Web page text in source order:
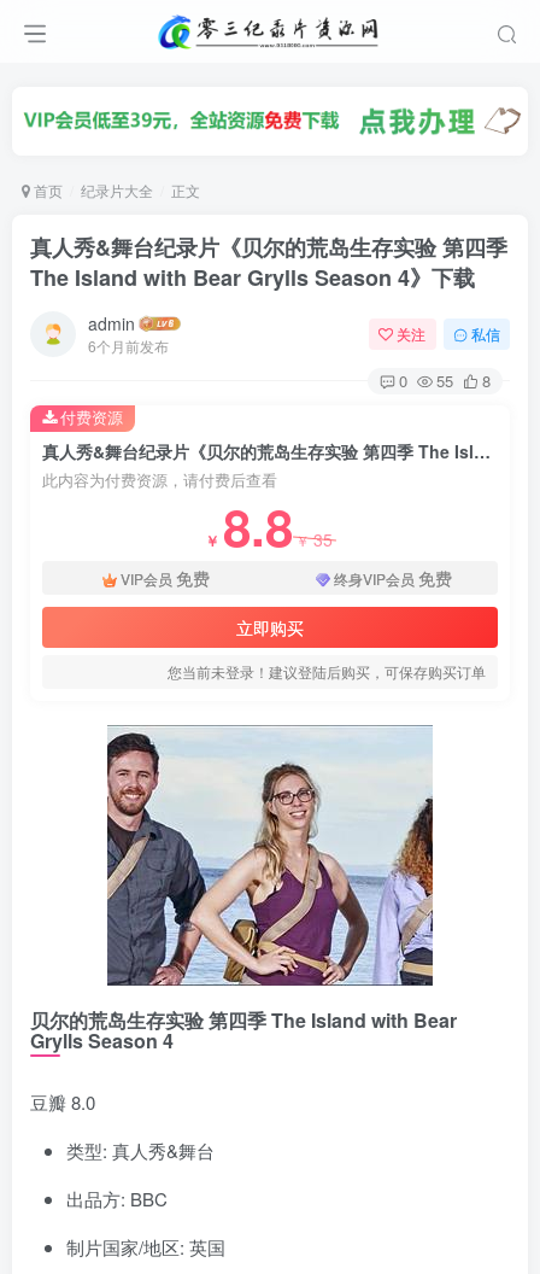
首页 纪录片大全 正文
真人秀&舞台纪录片《贝尔的荒岛生存实验 第四季
The Island with Bear Grylls Season 4》下载
admin
6个月前发布
关注 私信
0 55 8
真人秀&舞台纪录片《贝尔的荒岛生存实验 第四季 The Island with Bear Grylls Season 4》下载
此内容为付费资源，请付费后查看
￥ 8.8￥35
VIP会员 免费 终身VIP会员 免费
立即购买
您当前未登录！建议登陆后购买，可保存购买订单
付费资源
贝尔的荒岛生存实验 第四季 The Island with Bear
Grylls Season 4
豆瓣 8.0
类型: 真人秀&舞台
出品方: BBC
制片国家/地区: 英国